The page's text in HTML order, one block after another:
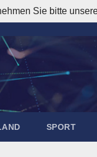
SPORT
Sie bitte